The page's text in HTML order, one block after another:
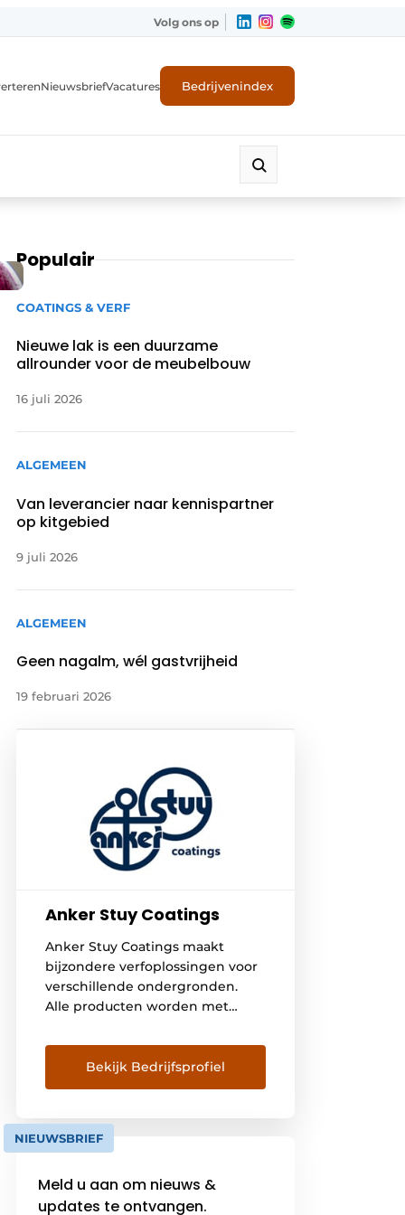
Volg ons op
NieuwsbriefVacatures Bedrijvenindex
Populair
COATINGS & VERF
Nieuwe lak is een duurzame
allrounder voor de meubelbouw
16 juli 2026
ALGEMEEN
Van leverancier naar kennispartner
op kitgebied
9 juli 2026
ALGEMEEN
Geen nagalm, wél gastvrijheid
19 februari 2026
Anker Stuy Coatings
Anker Stuy Coatings maakt
bijzondere verfoplossingen voor
verschillende ondergronden.
Alle producten worden met
voor mens en milieu. Met onze
bijzondere producten leveren wij
verfsystemen voor bijna elk
communicatielijnen garanderen
een flexibele en warme
professioneel team reageren wij
snel op wensen van de klant en
Bekijk Bedrijfsprofiel
NIEUWSBRIEF
Meld u aan om nieuws &
updates te ontvangen.